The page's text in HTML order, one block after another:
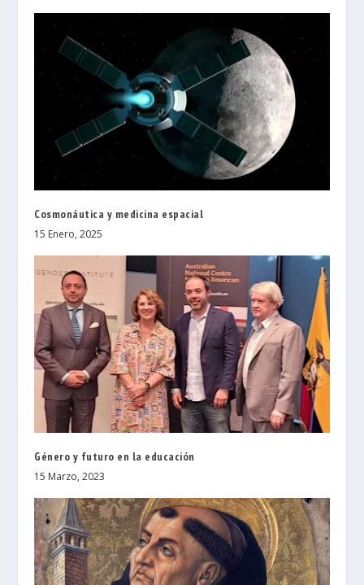
Cosmonáutica y medicina espacial
15 Enero, 2025
Género y futuro en la educación
15 Marzo, 2023